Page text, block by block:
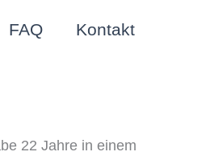
FAQ Kontakt
22 Jahre in einem